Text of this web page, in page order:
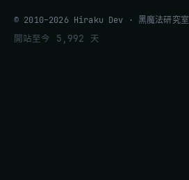
© 2010–2026 Hiraku Dev · 黑魔法研究室
開站至今 5,992 天